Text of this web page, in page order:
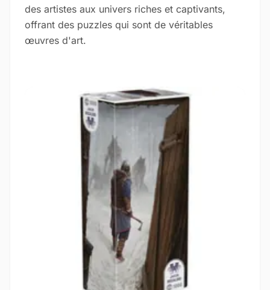
des artistes aux univers riches et captivants,
offrant des puzzles qui sont de véritables
œuvres d'art.